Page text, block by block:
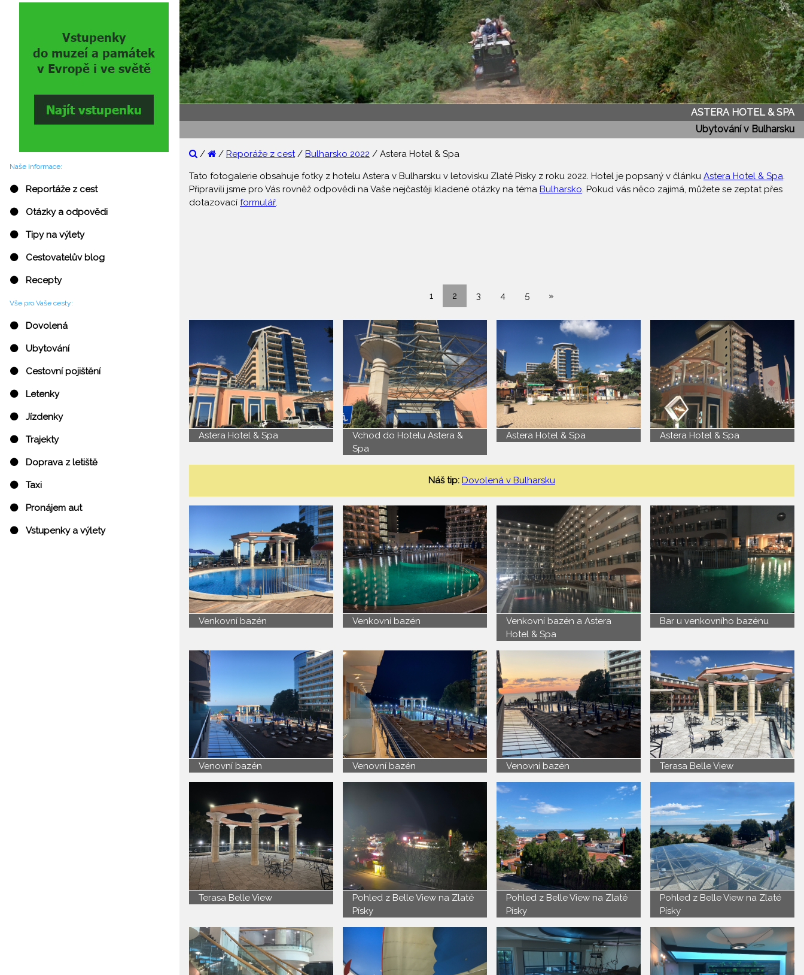
Naše informace:
⚫ Reportáže z cest
⚫ Otázky a odpovědi
⚫ Tipy na výlety
⚫ Cestovatelův blog
⚫ Recepty
Vše pro Vaše cesty:
⚫ Dovolená
⚫ Ubytování
⚫ Cestovní pojištění
⚫ Letenky
⚫ Jízdenky
⚫ Trajekty
⚫ Doprava z letiště
⚫ Taxi
⚫ Pronájem aut
⚫ Vstupenky a výlety
ASTERA HOTEL & SPA
Ubytování v Bulharsku
/ / Reporáže z cest/ Bulharsko 2022 / Astera Hotel & Spa
Tato fotogalerie obsahuje fotky z hotelu Astera v Bulharsku v letovisku Zlaté Písky z roku 2022. Hotel je popsaný v článku Astera Hotel & Spa.
Připravili jsme pro Vás rovněž odpovědi na Vaše nejčastěji kladené otázky na téma Bulharsko. Pokud vás něco zajímá, můžete se zeptat přes
dotazovací formulář.
1 2 3 4 5 »
Astera Hotel & Spa
Vchod do Hotelu Astera &
Spa
Astera Hotel & Spa Astera Hotel & Spa
Náš tip: Dovolená v Bulharsku
Venkovní bazén Venkovní bazén
Venkovní bazén a Astera
Hotel & Spa
Bar u venkovního bazénu
Venovní bazén Venovní bazén Venovní bazén Terasa Belle View
Terasa Belle View
Pohled z Belle View na Zlaté
Písky
Pohled z Belle View na Zlaté
Písky
Pohled z Belle View na Zlaté
Písky